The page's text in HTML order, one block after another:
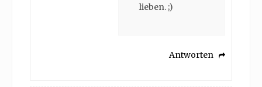
lieben. ;)
Antworten